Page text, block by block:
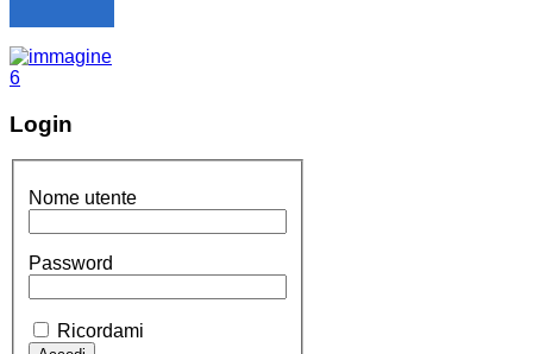
Login
Nome utente
Password
Ricordami